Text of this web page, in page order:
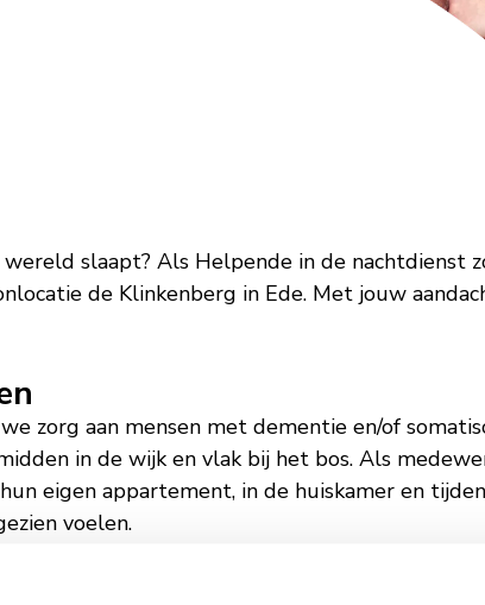
slaapt? Als Helpende in de nachtdienst
de Klinkenberg in Ede. Met jouw
zorg aan mensen met dementie en/of
in de wijk en vlak bij het bos. Als
eigen appartement, in de huiskamer en
voelen.